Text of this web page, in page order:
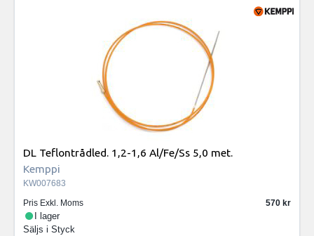
DL Teflontrådled. 1,2-1,6 Al/Fe/Ss 5,0 met.
Kemppi
KW007683
Pris Exkl. Moms
570
I lager
Säljs i Styck